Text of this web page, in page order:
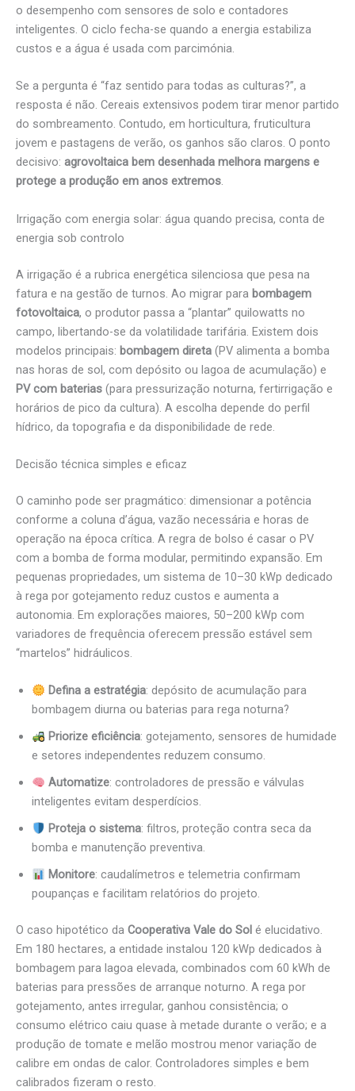
o desempenho com sensores de solo e contadores
inteligentes. O ciclo fecha-se quando a energia estabiliza
custos e a água é usada com parcimónia.
Se a pergunta é “faz sentido para todas as culturas?”, a
resposta é não. Cereais extensivos podem tirar menor partido
do sombreamento. Contudo, em horticultura, fruticultura
jovem e pastagens de verão, os ganhos são claros. O ponto
decisivo: agrovoltaica bem desenhada melhora margens e
protege a produção em anos extremos.
Irrigação com energia solar: água quando precisa, conta de
energia sob controlo
A irrigação é a rubrica energética silenciosa que pesa na
fatura e na gestão de turnos. Ao migrar para bombagem
fotovoltaica, o produtor passa a “plantar” quilowatts no
campo, libertando-se da volatilidade tarifária. Existem dois
modelos principais: bombagem direta (PV alimenta a bomba
nas horas de sol, com depósito ou lagoa de acumulação) e
PV com baterias (para pressurização noturna, fertirrigação e
horários de pico da cultura). A escolha depende do perfil
hídrico, da topografia e da disponibilidade de rede.
Decisão técnica simples e eficaz
O caminho pode ser pragmático: dimensionar a potência
conforme a coluna d’água, vazão necessária e horas de
operação na época crítica. A regra de bolso é casar o PV
com a bomba de forma modular, permitindo expansão. Em
pequenas propriedades, um sistema de 10–30 kWp dedicado
à rega por gotejamento reduz custos e aumenta a
autonomia. Em explorações maiores, 50–200 kWp com
variadores de frequência oferecem pressão estável sem
“martelos” hidráulicos.
Defina a estratégia: depósito de acumulação para
bombagem diurna ou baterias para rega noturna?
Priorize eficiência: gotejamento, sensores de humidade
e setores independentes reduzem consumo.
Automatize: controladores de pressão e válvulas
inteligentes evitam desperdícios.
Proteja o sistema: filtros, proteção contra seca da
bomba e manutenção preventiva.
Monitore: caudalímetros e telemetria confirmam
poupanças e facilitam relatórios do projeto.
O caso hipotético da Cooperativa Vale do Sol é elucidativo.
Em 180 hectares, a entidade instalou 120 kWp dedicados à
bombagem para lagoa elevada, combinados com 60 kWh de
baterias para pressões de arranque noturno. A rega por
gotejamento, antes irregular, ganhou consistência; o
consumo elétrico caiu quase à metade durante o verão; e a
produção de tomate e melão mostrou menor variação de
calibre em ondas de calor. Controladores simples e bem
calibrados fizeram o resto.